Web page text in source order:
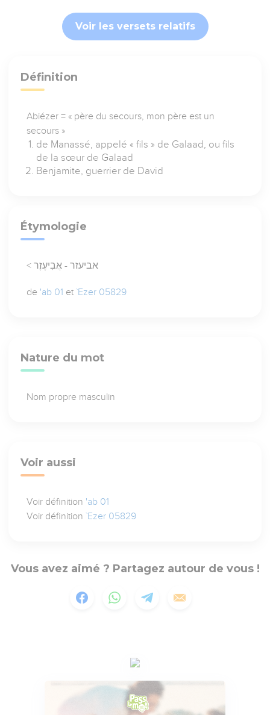
Voir les versets relatifs
Définition
Abiézer = « père du secours, mon père est un
secours »
de Manassé, appelé « fils » de Galaad, ou fils
de la sœur de Galaad
Benjamite, guerrier de David
Étymologie
< אביעזר - אֲבִיעֶזֶר
de 'ab 01 et`Ezer 05829
Nature du mot
Nom propre masculin
Voir aussi
Voir définition 'ab 01
Voir définition`Ezer 05829
Vous avez aimé ? Partagez autour de vous !